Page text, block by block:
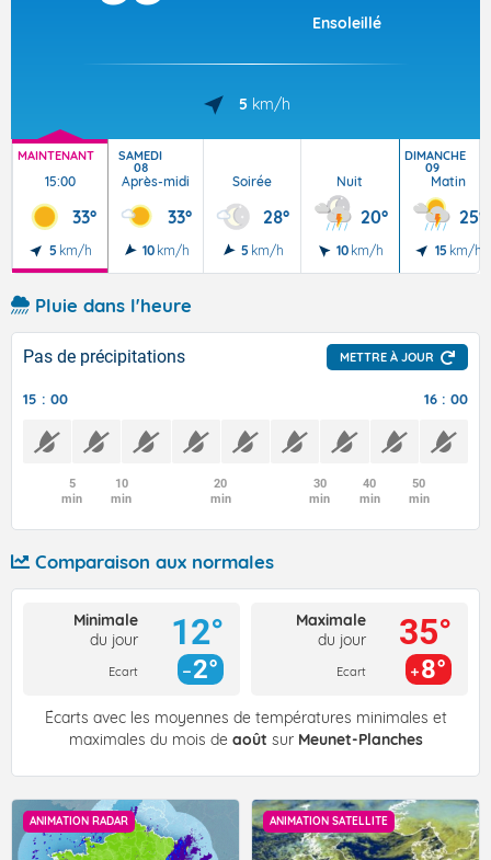
Ensoleillé
5 km/h
MAINTENANT
15:00
33°
5 km/h
SAMEDI
08
Après-midi
33°
10 km/h
Soirée
28°
5 km/h
Nuit
20°
10 km/h
DIMANCHE
09
Matin
25°
15 km/h
Pluie dans l'heure
Pas de précipitations METTRE À JOUR
15 : 00 16 : 00
5
min
10
min
20
min
30
min
40
min
50
min
Comparaison aux normales
Minimale
du jour
Ecart
12°
2°
Maximale
du jour
Ecart
35°
8°
Écarts avec les moyennes de températures minimales et
maximales du mois de août sur Meunet-Planches
ANIMATION RADAR ANIMATION SATELLITE